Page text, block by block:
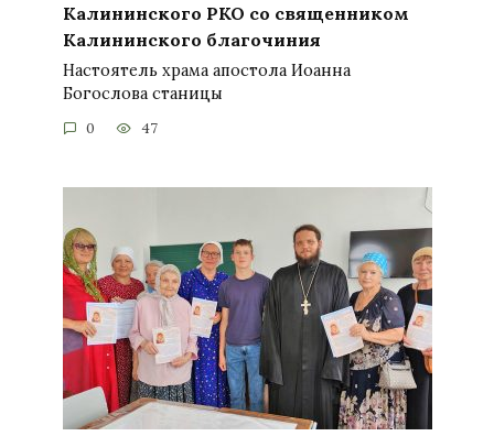
Калининского РКО со священником
Калининского благочиния
Настоятель храма апостола Иоанна
Богослова станицы
0 47